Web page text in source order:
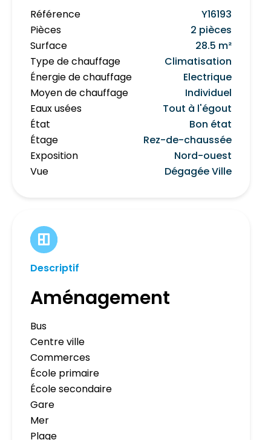
Référence
Y16193
Pièces
2 pièces
Surface
28.5 m²
Type de chauffage
Climatisation
Énergie de chauffage
Electrique
Moyen de chauffage
Individuel
Eaux usées
Tout à l'égout
État
Bon état
Étage
Rez-de-chaussée
Exposition
Nord-ouest
Vue
Dégagée Ville
Descriptif
Aménagement
Bus
Centre ville
Commerces
École primaire
École secondaire
Gare
Mer
Plage